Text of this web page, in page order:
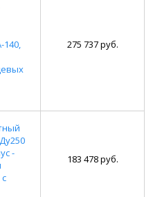
275 737 руб.
-
183 478 руб.